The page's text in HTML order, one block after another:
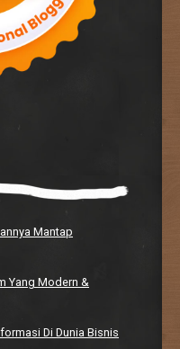
Mantap
Yang Modern &
Di Dunia Bisnis